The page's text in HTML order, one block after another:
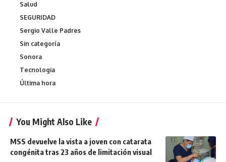
Salud
SEGURIDAD
Sergio Valle Padres
Sin categoría
Sonora
Tecnologia
Última hora
You Might Also Like
MSS devuelve la vista a joven con catarata
congénita tras 23 años de limitación visual